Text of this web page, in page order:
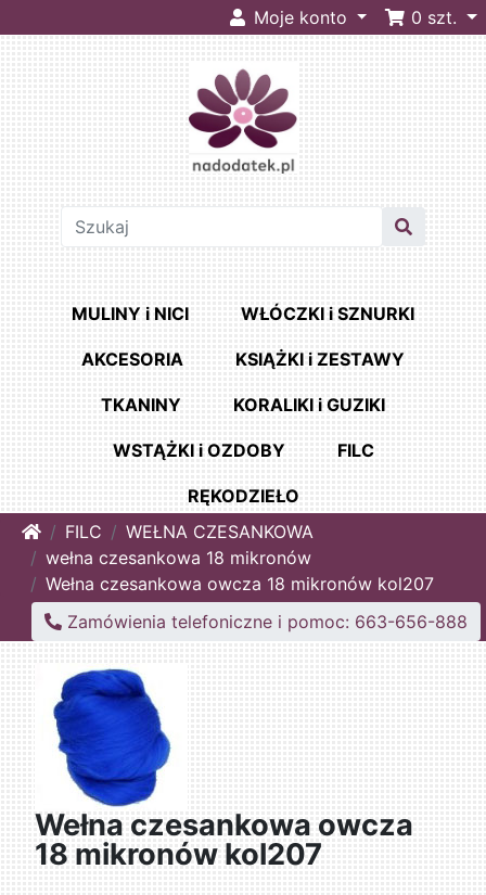
Moje konto 0 szt.
MULINY i NICI WŁÓCZKI i SZNURKI
AKCESORIA KSIĄŻKI i ZESTAWY
TKANINY KORALIKI i GUZIKI
WSTĄŻKI i OZDOBY FILC
RĘKODZIEŁO
Home
FILC
WEŁNA CZESANKOWA
wełna czesankowa 18 mikronów
Wełna czesankowa owcza 18 mikronów kol207
Zamówienia telefoniczne i pomoc: 663-656-888
Wełna czesankowa owcza
18 mikronów kol207